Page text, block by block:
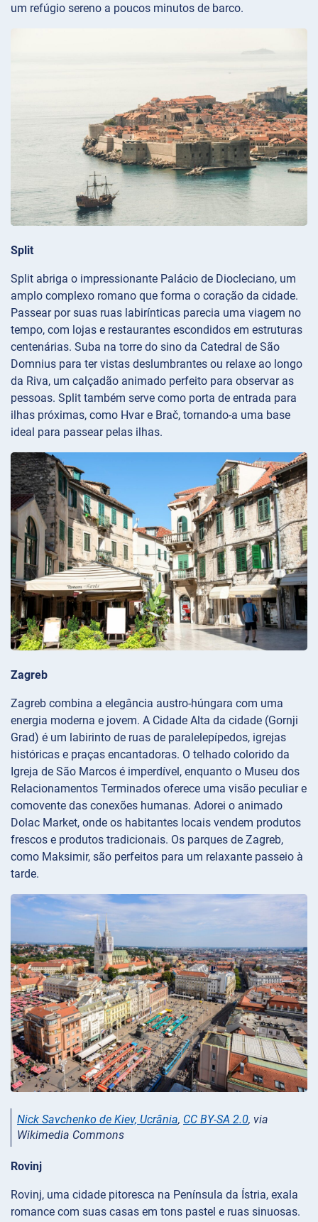
um refúgio sereno a poucos minutos de barco.
Split
Split abriga o impressionante Palácio de Diocleciano, um
amplo complexo romano que forma o coração da cidade.
Passear por suas ruas labirínticas parecia uma viagem no
tempo, com lojas e restaurantes escondidos em estruturas
centenárias. Suba na torre do sino da Catedral de São
Domnius para ter vistas deslumbrantes ou relaxe ao longo
da Riva, um calçadão animado perfeito para observar as
pessoas. Split também serve como porta de entrada para
ilhas próximas, como Hvar e Brač, tornando-a uma base
ideal para passear pelas ilhas.
Zagreb
Zagreb combina a elegância austro-húngara com uma
energia moderna e jovem. A Cidade Alta da cidade (Gornji
Grad) é um labirinto de ruas de paralelepípedos, igrejas
históricas e praças encantadoras. O telhado colorido da
Igreja de São Marcos é imperdível, enquanto o Museu dos
Relacionamentos Terminados oferece uma visão peculiar e
comovente das conexões humanas. Adorei o animado
Dolac Market, onde os habitantes locais vendem produtos
frescos e produtos tradicionais. Os parques de Zagreb,
como Maksimir, são perfeitos para um relaxante passeio à
tarde.
Nick Savchenko de Kiev, Ucrânia, CC BY-SA 2.0, via
Wikimedia Commons
Rovinj
Rovinj, uma cidade pitoresca na Península da Ístria, exala
romance com suas casas em tons pastel e ruas sinuosas.